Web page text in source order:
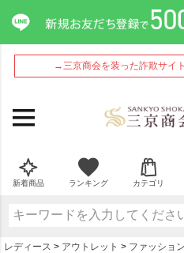
→三京商会を装った詐欺サイ
新着商品 ランキング カテゴリ
レディース アウトレット ファッション